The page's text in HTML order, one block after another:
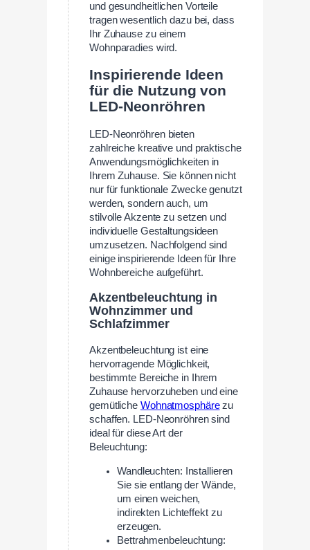
und gesundheitlichen Vorteile
tragen wesentlich dazu bei, dass
Ihr Zuhause zu einem
Wohnparadies wird.
Inspirierende Ideen
für die Nutzung von
LED-Neonröhren
LED-Neonröhren bieten
zahlreiche kreative und praktische
Anwendungsmöglichkeiten in
Ihrem Zuhause. Sie können nicht
nur für funktionale Zwecke genutzt
werden, sondern auch, um
stilvolle Akzente zu setzen und
individuelle Gestaltungsideen
umzusetzen. Nachfolgend sind
einige inspirierende Ideen für Ihre
Wohnbereiche aufgeführt.
Akzentbeleuchtung in
Wohnzimmer und
Schlafzimmer
Akzentbeleuchtung ist eine
hervorragende Möglichkeit,
bestimmte Bereiche in Ihrem
Zuhause hervorzuheben und eine
gemütliche Wohnatmosphärezu
schaffen. LED-Neonröhren sind
ideal für diese Art der
Beleuchtung:
Wandleuchten: Installieren
Sie sie entlang der Wände,
um einen weichen,
indirekten Lichteffekt zu
erzeugen.
Bettrahmenbeleuchtung: